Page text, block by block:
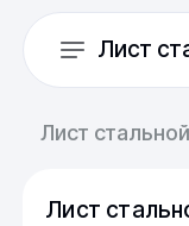
Лист
Лист
Лист